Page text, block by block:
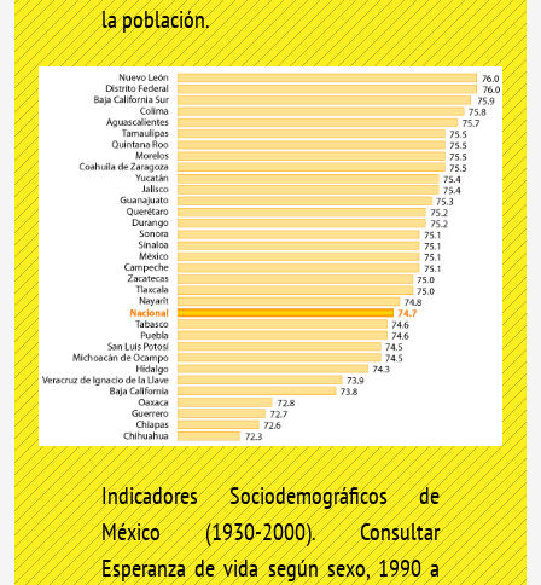
la población.
Indicadores Sociodemográficos de
México (1930-2000). Consultar
Esperanza de vida según sexo, 1990 a